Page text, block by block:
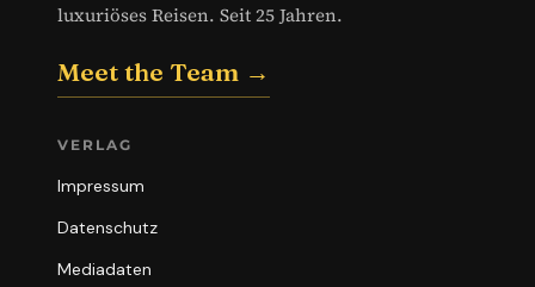
luxuriöses Reisen. Seit 25 Jahren.
Meet the Team →
VERLAG
Impressum
Datenschutz
Mediadaten